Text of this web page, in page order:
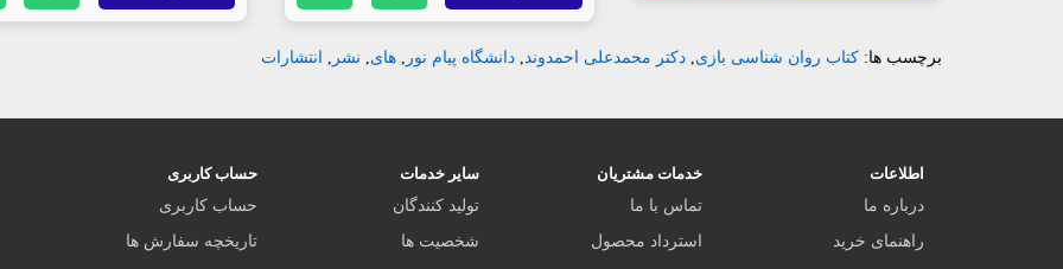
برچسب ها: کتاب روان شناسی بازی, دکتر محمدعلی احمدوند, دانشگاه پیام نور , های, نشر , انتشارات
اطلاعات
درباره ما
راهنمای خرید
خدمات مشتریان
تماس با ما
استرداد محصول
سایر خدمات
تولید کنندگان
شخصیت ها
حساب کاربری
حساب کاربری
تاریخچه سفارش ها